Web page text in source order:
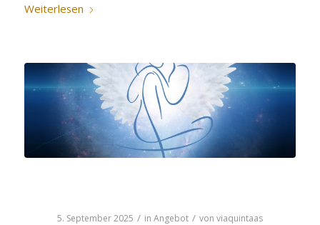
Weiterlesen
5. September 2025 / in Angebot / von viaquintaas